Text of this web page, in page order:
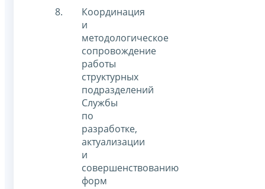
Координация
и
методологическое
сопровождение
работы
структурных
подразделений
Службы
по
разработке,
актуализации
и
совершенствованию
форм